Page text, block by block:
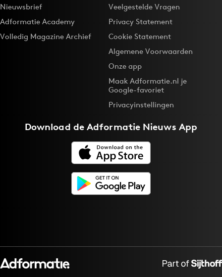
Nieuwsbrief
Adformatie Academy
Volledig Magazine Archief
Veelgestelde Vragen
Privacy Statement
Cookie Statement
Algemene Voorwaarden
Onze app
Maak Adformatie.nl je
Google-favoriet
Privacyinstellingen
Download deAdformatie Nieuws App